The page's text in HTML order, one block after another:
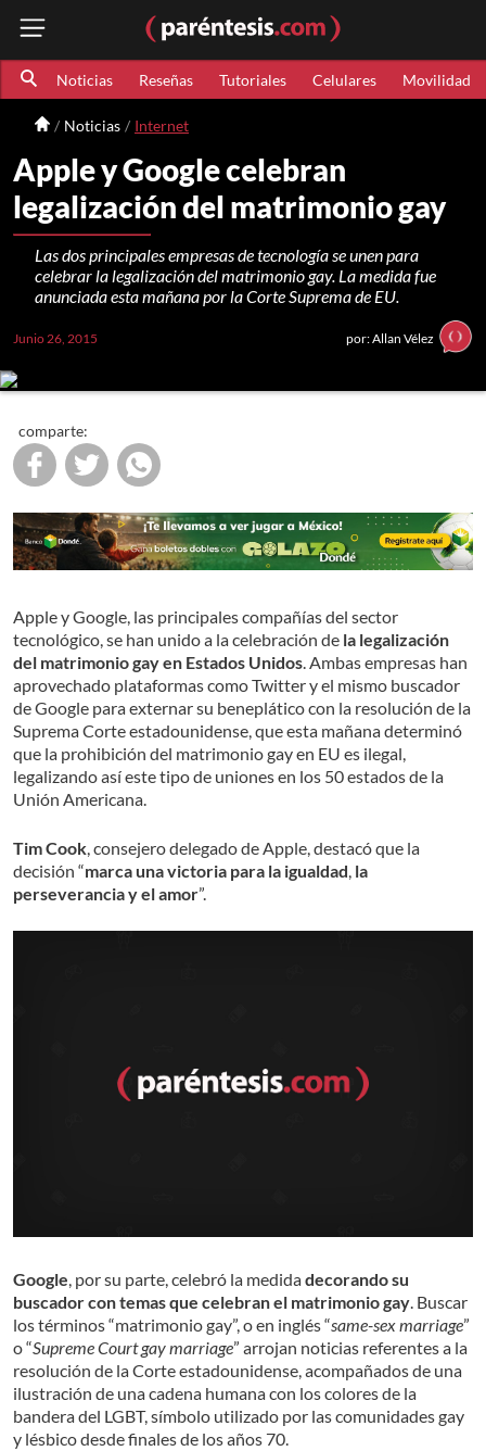
Noticias Reseñas Tutoriales Celulares Movilidad
Noticias Internet
Apple y Google celebran
legalización del matrimonio gay
Las dos principales empresas de tecnología se unen para
celebrar la legalización del matrimonio gay. La medida fue
anunciada esta mañana por la Corte Suprema de EU.
Junio 26, 2015 por: Allan Vélez
comparte:
Apple y Google, las principales compañías del sector
tecnológico, se han unido a la celebración de la legalización
del matrimonio gay en Estados Unidos . Ambas empresas han
aprovechado plataformas como Twitter y el mismo buscador
de Google para externar su beneplático con la resolución de la
Suprema Corte estadounidense, que esta mañana determinó
que la prohibición del matrimonio gay en EU es ilegal,
legalizando así este tipo de uniones en los 50 estados de la
Unión Americana.
Tim Cook , consejero delegado de Apple, destacó que la
decisión “marca una victoria para la igualdad la
perseverancia y el amor”.
Google, por su parte, celebró la medidadecorando su
buscador con temas que celebran el matrimonio gay. Buscar
los términos “matrimonio gay”, o en inglés “same-sex marriage”
o “Supreme Court gay marriage” arrojan noticias referentes a la
resolución de la Corte estadounidense, acompañados de una
ilustración de una cadena humana con los colores de la
bandera del LGBT, símbolo utilizado por las comunidades gay
y lésbico desde finales de los años 70.